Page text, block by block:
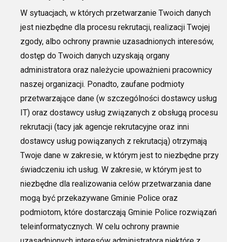
W sytuacjach, w których przetwarzanie Twoich danych
jest niezbędne dla procesu rekrutacji, realizacji Twojej
zgody, albo ochrony prawnie uzasadnionych interesów,
dostęp do Twoich danych uzyskają organy
administratora oraz należycie upoważnieni pracownicy
naszej organizacji. Ponadto, zaufane podmioty
przetwarzające dane (w szczególności dostawcy usług
IT) oraz dostawcy usług związanych z obsługą procesu
rekrutacji (tacy jak agencje rekrutacyjne oraz inni
dostawcy usług powiązanych z rekrutacją) otrzymają
Twoje dane w zakresie, w którym jest to niezbędne przy
świadczeniu ich usług. W zakresie, w którym jest to
niezbędne dla realizowania celów przetwarzania dane
mogą być przekazywane Gminie Police oraz
podmiotom, które dostarczają Gminie Police rozwiązań
teleinformatycznych. W celu ochrony prawnie